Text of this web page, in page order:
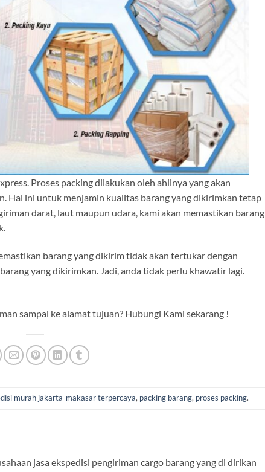
Proses packing dilakukan oleh ahlinya yang akan
Hal ini untuk menjamin kualitas barang yang dikirimkan tetap
darat, laut maupun udara, kami akan memastikan barang
barang yang dikirim tidak akan tertukar dengan
yang dikirimkan. Jadi, anda tidak perlu khawatir lagi.
sampai ke alamat tujuan? Hubungi Kami sekarang !
murah jakarta-makasar terpercaya, packing barang, proses packing.
jasa ekspedisi pengiriman cargo barang yang di dirikan